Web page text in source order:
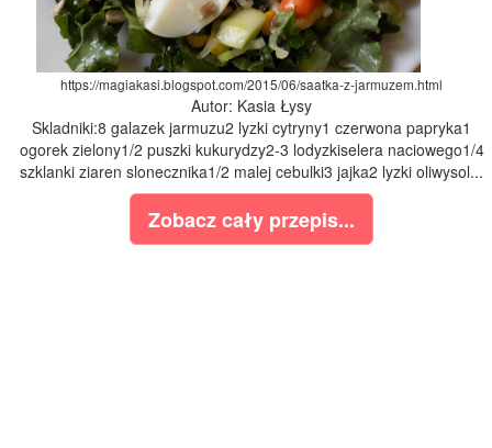
https://magiakasi.blogspot.com/2015/06/saatka-z-jarmuzem.html
Autor: Kasia Łysy
Skladniki:8 galazek jarmuzu2 lyzki cytryny1 czerwona papryka1
ogorek zielony1/2 puszki kukurydzy2-3 lodyzkiselera naciowego1/4
szklanki ziaren slonecznika1/2 malej cebulki3 jajka2 lyzki oliwysol...
Zobacz cały przepis...